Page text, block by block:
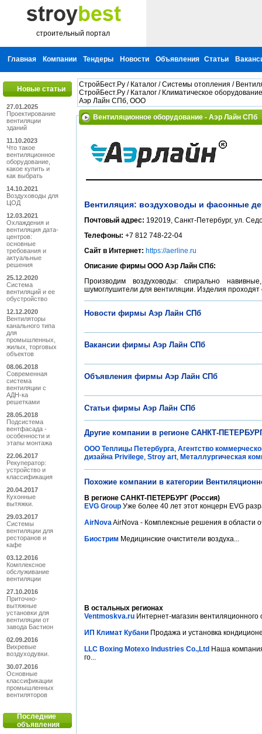
строительный портал
Главная Компании Тендеры Новости Объявления Статьи
Новые статьи
27.01.2025
Проектирование
вентиляции
зданий
11.10.2023
Что такое
вентиляционное
оборудование,
какое купить и
как выбрать
14.10.2021
Воздуховоды для
ЦОД
12.03.2021
Охлаждения и
вентиляция дата-
центров:
основные
требования и
актуальные
решения
25.12.2020
Система
вентиляций и ее
обустройство
12.12.2020
Вентиляторы
канального типа
для
промышленных,
жилых, торговых
объектов
08.06.2018
Современная
система
вентиляции с
АДН-ка
решетками
28.05.2018
Подсистема
вентфасада -
особенности и
этапы монтажа
22.06.2017
Рекуператор:
устройство и
классификация
20.04.2017
Кухонные
вытяжки.
29.03.2017
Системы
вентиляции для
ресторанов и
кафе
03.12.2016
Комплексное
обслуживание
вентиляции
27.10.2016
Приточно-
вытяжные
установки для
вентиляции от
завода Бастион
02.09.2016
Вихревые
воздуходувки.
30.07.2016
Основные
классификации
промышленных
вентиляторов
Последние
объявления
СтройБест.Ру / Каталог /Системы отопления /
СтройБест.Ру / Каталог / Климатическое оборудование
Аэр Лайн СПб, ООО
Вентиляционное оборудование - Аэр Лайн СПб
Вентиляция: воздуховоды и фасонные
Почтовый адрес: 192019, Санкт-Петербург, ул.
Телефоны: +7 812 748-22-04
Сайт в Интернет: https://aerline.ru
Описание фирмы ООО Аэр Лайн СПб:
Производим воздуховоды: спирально
шумоглушители для вентиляции. Изделия проходят
Новости фирмы Аэр Лайн СПб
Вакансии фирмы Аэр Лайн СПб
Объявления фирмы Аэр Лайн СПб
Статьи фирмы Аэр Лайн СПб
Другие компании в регионе САНКТ-
ООО Теплицы Петербурга, Агентство
дизайна Privilege, Stroy art, Металлургическая
Похожие компании в категории
В регионе САНКТ-ПЕТЕРБУРГ (Россия)
EVG Group Уже более 40 лет этот концерн EVG
AirNovaAirNova - Комплексные решения в области
Биострим Медицинские очистители воздуха...
В остальных регионах
Ventmoskva.ru Интернет-магазин вентиляционного
ИП Климат Кубани Продажа и установка
LLC Boxing Motexo Industries Co.,Ltd Наша
го...